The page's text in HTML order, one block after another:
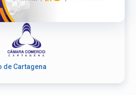
de Cartagena